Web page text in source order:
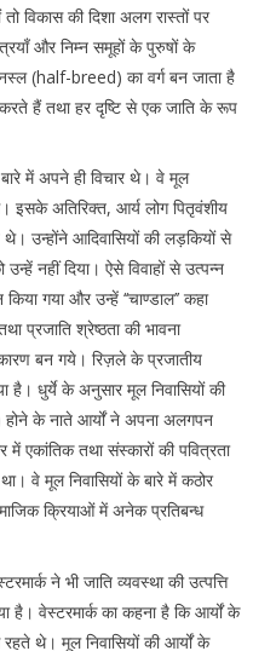
विकास की दिशा अलग रास्तों पर
और निम्न समूहों के पुरुषों के
(half-breed) का वर्ग बन जाता है
हैं तथा हर दृष्टि से एक जाति के रूप
में अपने ही विचार थे। वे मूल
इसके अतिरिक्त, आर्य लोग पितृवंशीय
उन्होंने आदिवासियों की लड़कियों से
नहीं दिया। ऐसे विवाहों से उत्पन्न
गया और उन्हें ‘‘चाण्डाल’’ कहा
प्रजाति श्रेष्ठता की भावना
कारण बन गये। रिज़ले के प्रजातीय
है। धुर्ये के अनुसार मूल निवासियों की
के नाते आर्यों ने अपना अलगपन
में एकांतिक तथा संस्कारों की पवित्रता
वे मूल निवासियों के बारे में कठोर
क्रियाओं में अनेक प्रतिबन्ध
ने भी जाति व्यवस्था की उत्पत्ति
है। वेस्टरमार्क का कहना है कि आर्यों के
थे। मूल निवासियों की आर्यों के